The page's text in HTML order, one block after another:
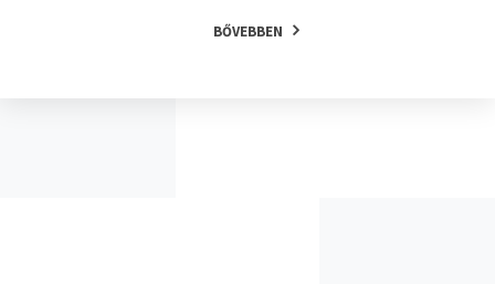
BŐVEBBEN